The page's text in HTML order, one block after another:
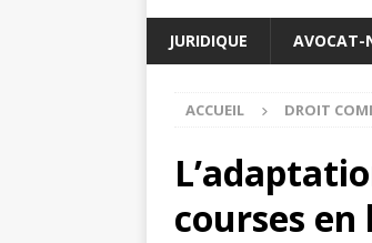
JURIDIQUE AVOCAT-
ACCUEIL DROIT
courses en